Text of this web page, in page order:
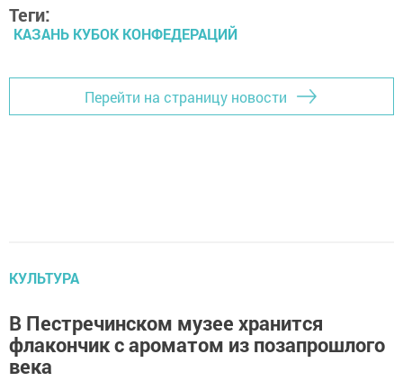
Теги:
КАЗАНЬ КУБОК КОНФЕДЕРАЦИЙ
Перейти на страницу новости
КУЛЬТУРА
В Пестречинском музее хранится
флакончик с ароматом из позапрошлого
века